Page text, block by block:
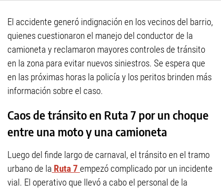
El accidente generó indignación en los vecinos del barrio,
quienes cuestionaron el manejo del conductor de la
camioneta y reclamaron mayores controles de tránsito
en la zona para evitar nuevos siniestros. Se espera que
en las próximas horas la policía y los peritos brinden más
información sobre el caso.
Caos de tránsito en Ruta 7 por un choque
entre una moto y una camioneta
Luego del finde largo de carnaval, el tránsito en el tramo
urbano de la Ruta 7 empezó complicado por un incidente
vial. El operativo que llevó a cabo el personal de la